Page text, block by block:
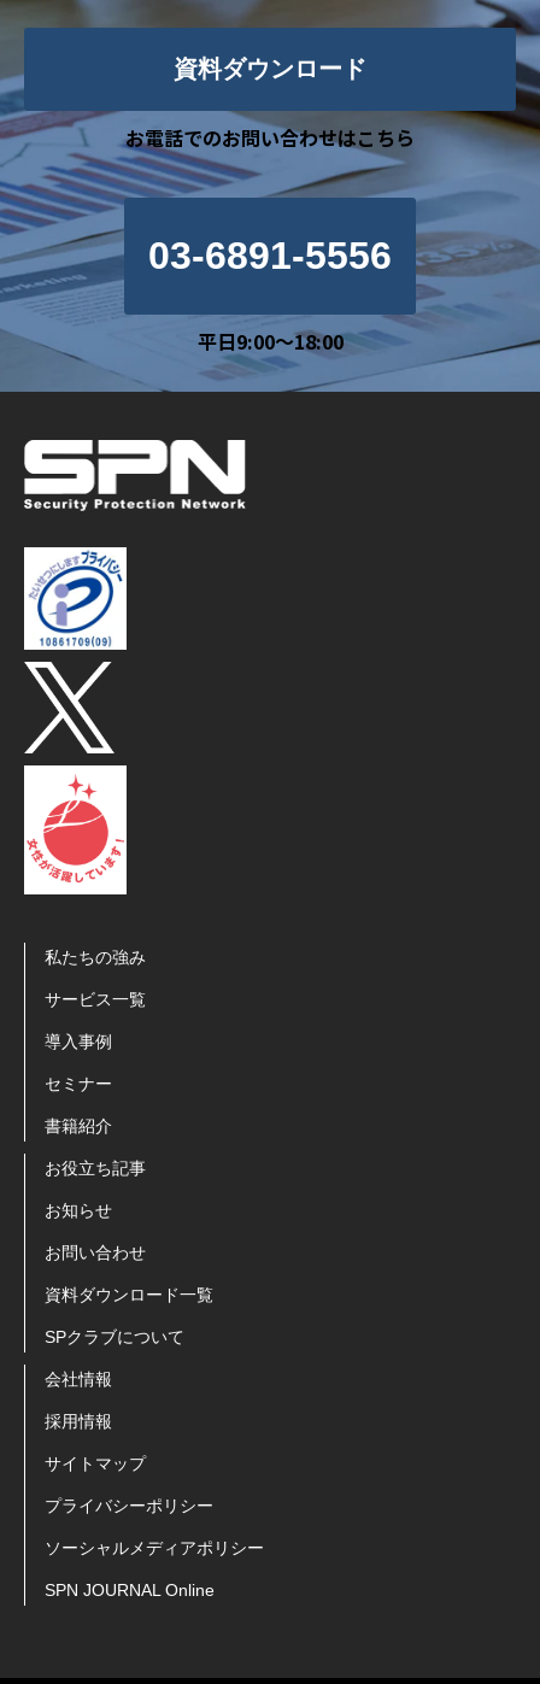
資料ダウンロード
お電話でのお問い合わせはこちら
03-6891-5556
平日9:00～18:00
私たちの強み
サービス一覧
導入事例
セミナー
書籍紹介
お役立ち記事
お知らせ
お問い合わせ
資料ダウンロード一覧
SPクラブについて
会社情報
採用情報
サイトマップ
プライバシーポリシー
ソーシャルメディアポリシー
SPN JOURNAL Online